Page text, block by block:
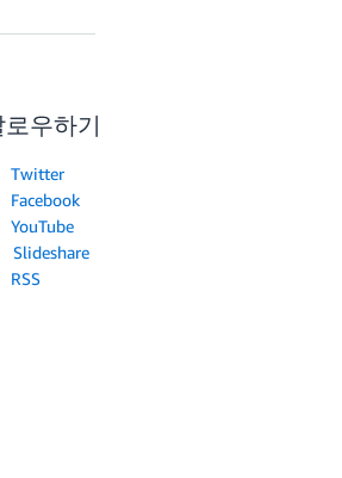
로우하기
Twitter
Facebook
YouTube
Slideshare
RSS